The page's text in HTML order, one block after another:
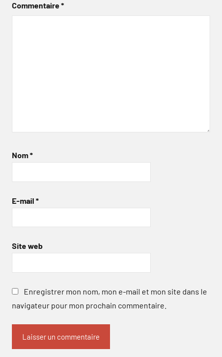
Commentaire*
Nom*
E-mail *
Site web
Enregistrer mon nom, mon e-mail et mon site dans le
navigateur pour mon prochain commentaire.